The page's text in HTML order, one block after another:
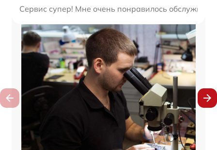
Сервис супер! Мне очень понравилось